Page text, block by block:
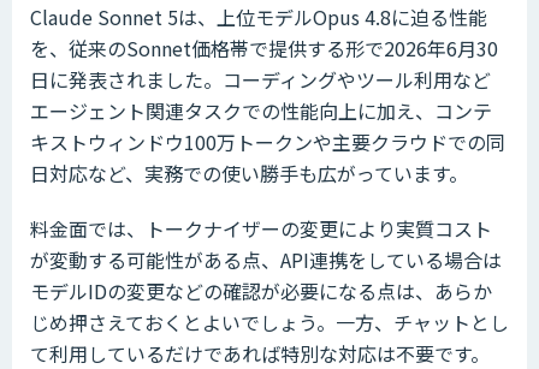
Claude Sonnet 5は、上位モデルOpus 4.8に迫る性能
を、従来のSonnet価格帯で提供する形で2026年6月30
日に発表されました。コーディングやツール利用など
エージェント関連タスクでの性能向上に加え、コンテ
キストウィンドウ100万トークンや主要クラウドでの同
日対応など、実務での使い勝手も広がっています。
料金面では、トークナイザーの変更により実質コスト
が変動する可能性がある点、API連携をしている場合は
モデルIDの変更などの確認が必要になる点は、あらか
じめ押さえておくとよいでしょう。一方、チャットとし
て利用しているだけであれば特別な対応は不要です。